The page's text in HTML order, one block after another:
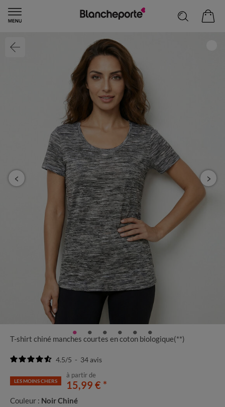
T-shirt chiné manches courtes en coton biologique(**)
4.5/5 - 34avis
à partir de
15,99 € *
LES MOINS CHERS
Couleur : Noir Chiné